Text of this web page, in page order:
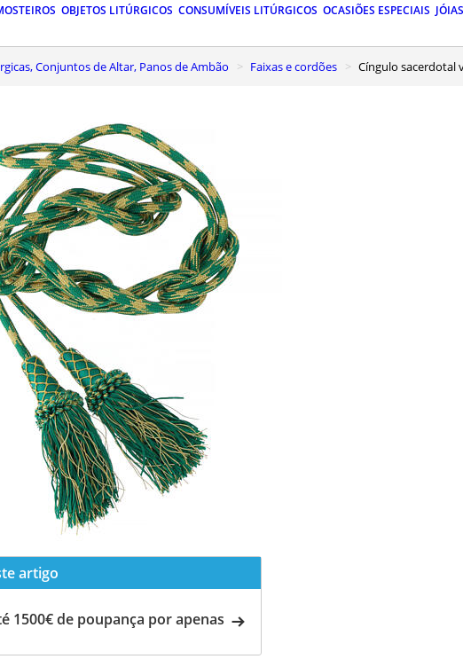
OBJETOS LITÚRGICOS CONSUMÍVEIS LITÚRGICOS OCASIÕES ESPECIAIS JÓIAS
Conjuntos de Altar, Panos de Ambão Faixas e cordões Cíngulo
artigo
1500€ de poupança por apenas